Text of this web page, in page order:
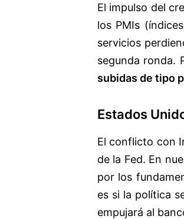
El impulso del
los PMIs
servicios
segunda ronda.
subidas de tipo
Estados
El conflicto con
de la Fed. En
por los
es si la política
empujará al